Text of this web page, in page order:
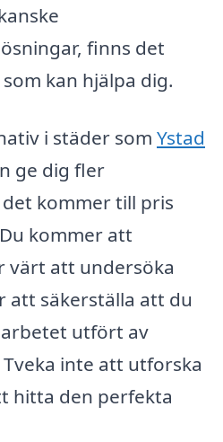
finns det
kan hjälpa dig.
i städer som Ystad
ge dig fler
kommer till pris
kommer att
värt att undersöka
att säkerställa att du
utfört av
inte att utforska
hitta den perfekta